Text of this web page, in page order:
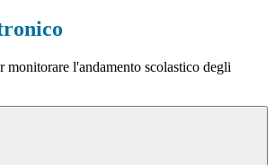
monitorare l'andamento scolastico degli